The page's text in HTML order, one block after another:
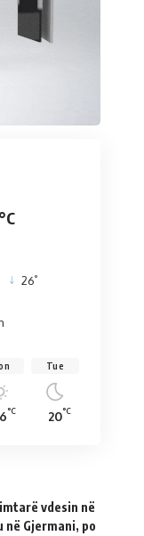
°C
26°
°C
Tue
20°C
vdesin në
Gjermani, po